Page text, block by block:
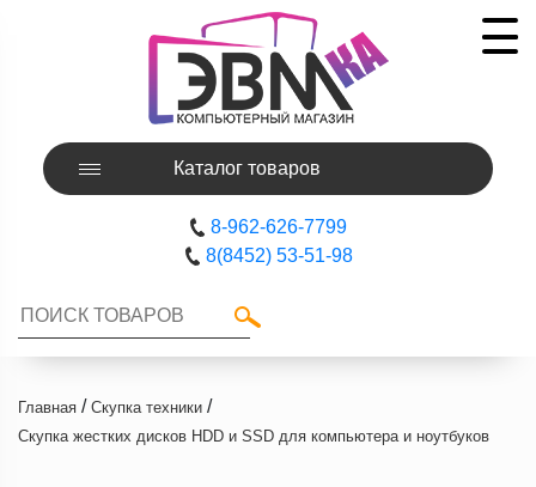
Каталог товаров
8-962-626-7799
8(8452) 53-51-98
Главная / Скупка техники /
Скупка жестких дисков HDD и SSD для компьютера и ноутбуков